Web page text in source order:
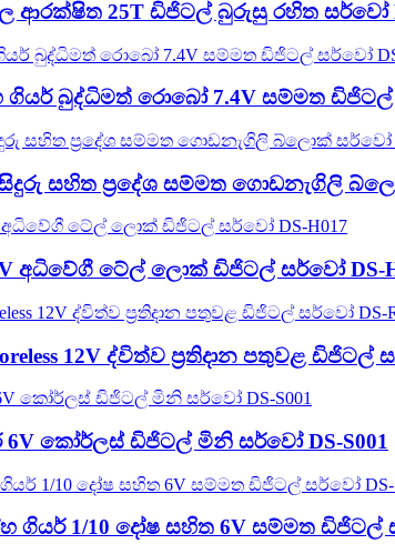
ආරක්ෂිත 25T ඩිජිටල් බුරුසු රහිත සර්වෝ
ගියර් බුද්ධිමත් රොබෝ 7.4V සම්මත ඩිජිටල්
සිදුරු සහිත ප්‍රදේශ සම්මත ගොඩනැගිලි
අධිවේගී ටේල් ලොක් ඩිජිටල් සර්වෝ DS-
12V ද්විත්ව ප්‍රතිදාන පතුවළ ඩිජිටල්
6V කෝර්ලස් ඩිජිටල් මිනි සර්වෝ DS-S001
ගියර් 1/10 දෝෂ සහිත 6V සම්මත ඩිජිටල්